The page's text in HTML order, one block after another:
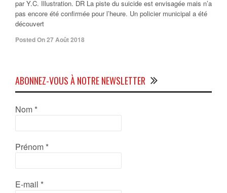
par Y.C. Illustration. DR La piste du suicide est envisagée mais n’a
pas encore été confirmée pour l’heure. Un policier municipal a été
découvert
Posted On 27 Août 2018
ABONNEZ-VOUS À NOTRE NEWSLETTER
Nom *
Prénom *
E-mail *